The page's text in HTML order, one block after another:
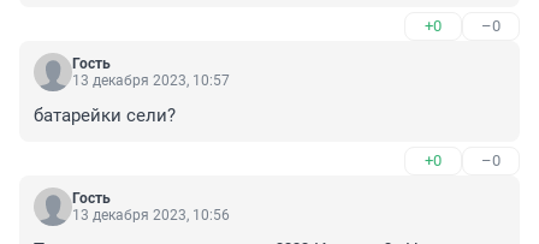
+0 –0
Гость
13 декабря 2023, 10:57
батарейки сели?
+0 –0
Гость
13 декабря 2023, 10:56